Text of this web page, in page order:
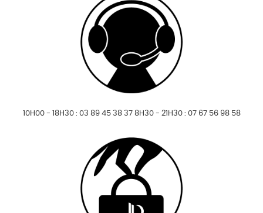
10H00 - 18H30 : 03 89 45 38 37 8H30 - 21H30 : 07 67 56 98 58